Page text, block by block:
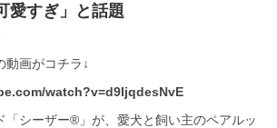
愛すぎ」と話題
動画がコチラ↓
watch?v=d9IjqdesNvE
「シーザー®」が、愛犬と飼い主のペアルッ